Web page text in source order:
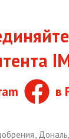
в
,